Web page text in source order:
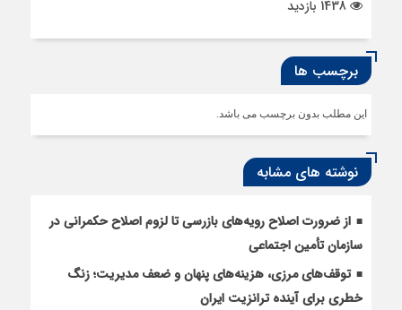
برچسب ها
این مطلب بدون برچسب می باشد.
نوشته های مشابه
از ضرورت اصلاح رویه‌های بازرسی تا لزوم اصلاح حکمرانی در
سازمان تأمین اجتماعی
توقف‌های مرزی، هزینه‌های پنهان و ضعف مدیریت؛ زنگ
خطری برای آینده ترانزیت ایران